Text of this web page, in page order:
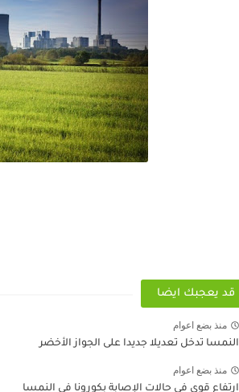
قد يعجبك ايضا
منذ بضع اعوام
النمسا تدخل تعديلا جديدا على الجواز الأخضر
منذ بضع اعوام
ارتفاع قوي في حالات الإصابة بكورونا في النمسا